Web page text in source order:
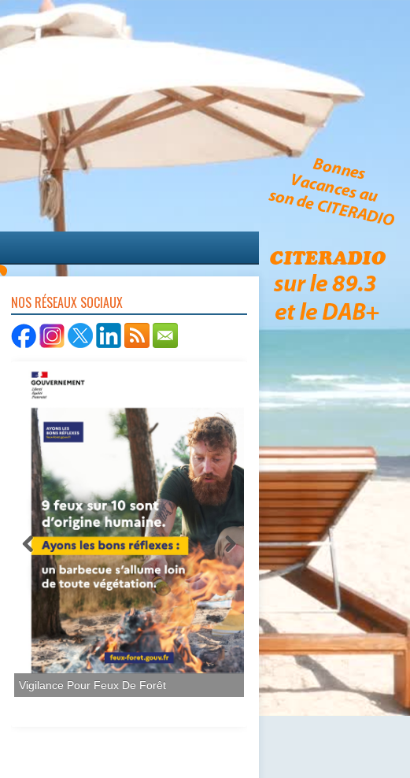
NOS RÉSEAUX SOCIAUX
Vigilance Pour Feux De Forêt